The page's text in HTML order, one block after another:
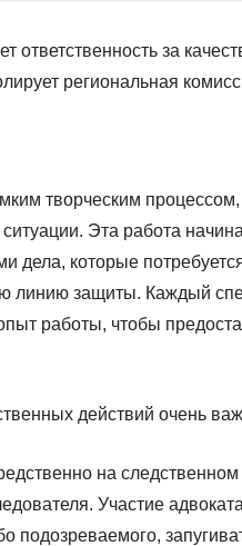
ответственность за
региональная
творческим
Эта работа
дела, которые
линию защиты. Каждый
работы, чтобы
действий очень
на
Участие
подозреваемого,